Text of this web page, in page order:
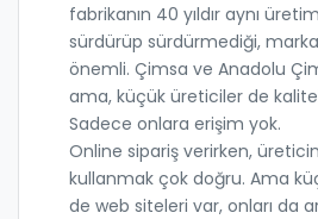
fabrikanın 40 yıldır aynı
sürdürüp sürdürmediği,
önemli. Çimsa ve Anadolu
ama, küçük üreticiler de
Sadece onlara erişim yok.
Online sipariş verirken,
kullanmak çok doğru. Ama
de web siteleri var, onları da